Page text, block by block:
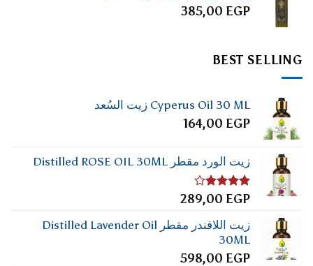
385,00 EGP
BEST SELLING
Cyperus Oil 30 ML زيت السُعد
164,00 EGP
زيت الورد مقطر Distilled ROSE OIL 30ML
تم
من
5
289,00 EGP
زيت اللافندر مقطر Distilled Lavender Oil
30ML
598,00 EGP